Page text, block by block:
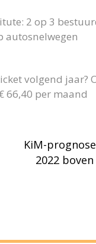
2 op 3
autosnelwegen
volgend jaar?
66,40 per maand
KiM-
2022